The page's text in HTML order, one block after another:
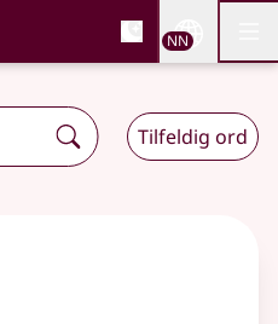
og
NN
Tilfeldig ord